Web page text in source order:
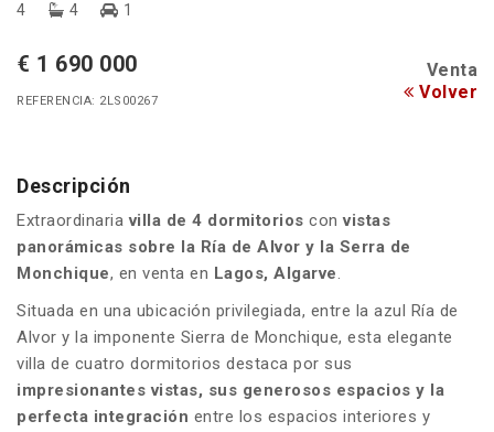
4 4 1
€ 1 690 000 Venta
REFERENCIA: 2LS00267 Volver
Descripción
Extraordinariavilla de 4 dormitorios convistas
panorámicas sobre la Ría de Alvor y la Serra de
Monchique, en venta en Lagos, Algarve.
Situada en una ubicación privilegiada, entre la azul Ría de
Alvor y la imponente Sierra de Monchique, esta elegante
villa de cuatro dormitorios destaca por sus
impresionantes vistas, sus generosos espacios y la
perfecta integración entre los espacios interiores y